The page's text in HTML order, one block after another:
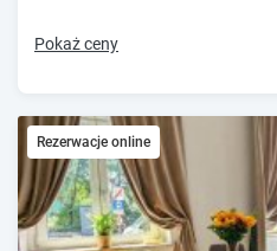
Pokaż ceny
Rezerwacje online